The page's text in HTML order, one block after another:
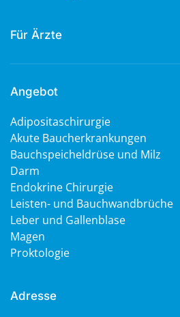
Für Ärzte
Angebot
Adipositaschirurgie
Akute Baucherkrankungen
Bauchspeicheldrüse und Milz
Darm
Endokrine Chirurgie
Leisten- und Bauchwandbrüche
Leber und Gallenblase
Magen
Proktologie
Adresse